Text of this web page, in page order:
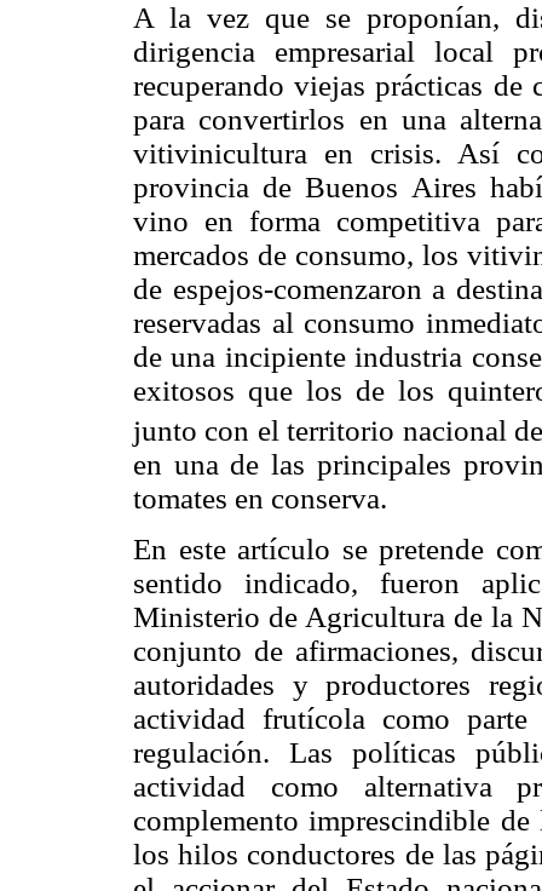
A la vez que se proponían,
dirigencia empresarial local
recuperando viejas prácticas de
para convertirlos en una
vitivinicultura en crisis. Así
provincia de Buenos Aires
vino en forma competitiva
mercados de consumo, los
de espejos-comenzaron a
reservadas al consumo
de una incipiente industria
exitosos que los de los
junto con el territorio nacional
en una de las principales
tomates en conserva.
En este artículo se pretende
sentido indicado, fueron
Ministerio de Agricultura de la
conjunto de afirmaciones,
autoridades y productores
actividad frutícola como
regulación. Las políticas
actividad como alternativa
complemento imprescindible
los hilos conductores de las